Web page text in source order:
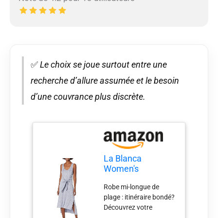
✅Le choix se joue surtout entre une
recherche d’allure assumée et le besoin
d’une couvrance plus discrète.
La Blanca
Women's
Cozy Tie Waist
Midi Dress, Indigo,
S
Robe mi-longue de
plage : itinéraire bondé?
Découvrez votre